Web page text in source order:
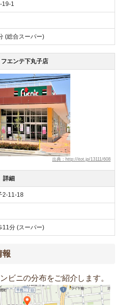
19-1
(総合スーパー)
エンテ下丸子店
出典：http://itot.jp/13111/608
詳細
2-11-18
11分 (スーパー)
報
ビニの分布をご紹介します。